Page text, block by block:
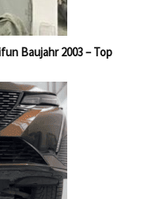
Baujahr 2003 – Top